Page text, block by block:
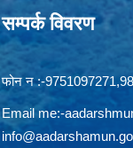
सम्पर्क विवरण
फोन न‍‍‌ :-
Email me:-